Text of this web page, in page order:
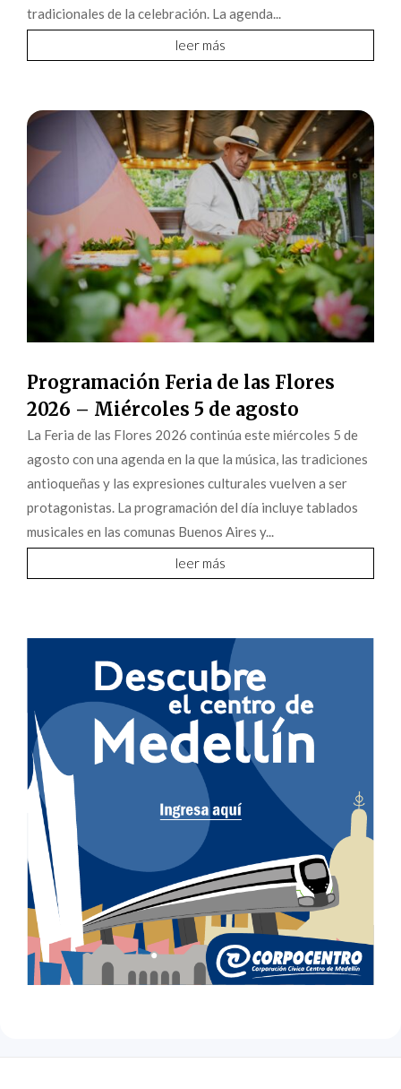
tradicionales de la celebración. La agenda...
leer más
Programación Feria de las Flores
2026 – Miércoles 5 de agosto
La Feria de las Flores 2026 continúa este miércoles 5 de
agosto con una agenda en la que la música, las tradiciones
antioqueñas y las expresiones culturales vuelven a ser
protagonistas. La programación del día incluye tablados
musicales en las comunas Buenos Aires y...
leer más